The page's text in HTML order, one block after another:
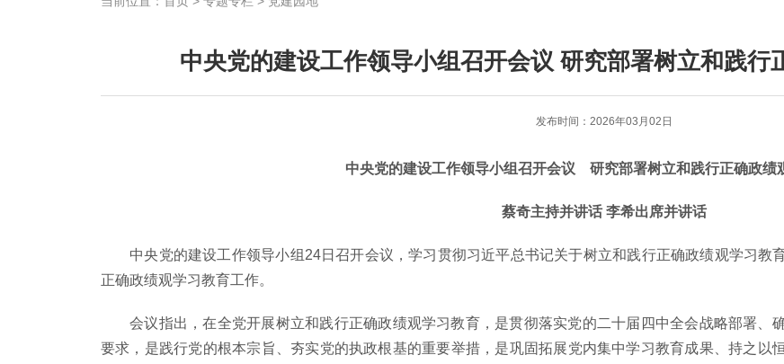
中央党的建设工作领导小组召开会议 研究部署树立和践行
发布时间：2026年03月02日
中央党的建设工作领导小组召开会议 研究部署树立和践行正确政
蔡奇主持并讲话 李希出席并讲话
中央党的建设工作领导小组24日召开会议，学习贯彻习近平总书记关于树立和践行正确政绩观学习教
正确政绩观学习教育工作。
会议指出，在全党开展树立和践行正确政绩观学习教育，是贯彻落实党的二十届四中全会战略部署、
要求，是践行党的根本宗旨、夯实党的执政根基的重要举措，是巩固拓展党内集中学习教育成果、持之以